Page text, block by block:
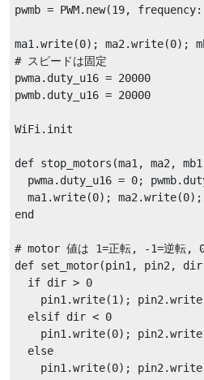
pwmb = PWM.new(19,
ma1.write(0); ma2.write(0);
# スピードは固定
pwma.duty_u16 = 20000
pwmb.duty_u16 = 20000
WiFi.init
def stop_motors(ma1, ma2,
pwma.duty_u16 = 0;
ma1.write(0);
end
# motor 値は 1=正転, -1=逆転,
def set_motor(pin1, pin2,
  if dir > 0
pin1.write(1);
  elsif dir < 0
pin1.write(0);
  else
pin1.write(0);